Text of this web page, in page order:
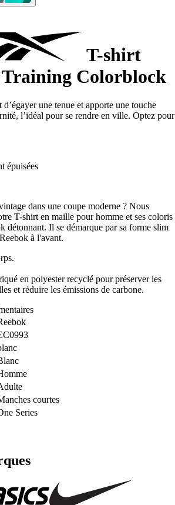
T-shirt
Training Colorblock
une tenue et apporte une touche
l’idéal pour se rendre en ville. Optez pour
épuisées
dans une coupe moderne ? Nous
T-shirt en maille pour homme et ses coloris
détonnant. Il se démarque par sa forme slim
à l'avant.
en polyester recyclé pour préserver les
et réduire les émissions de carbone.
courtes
Series